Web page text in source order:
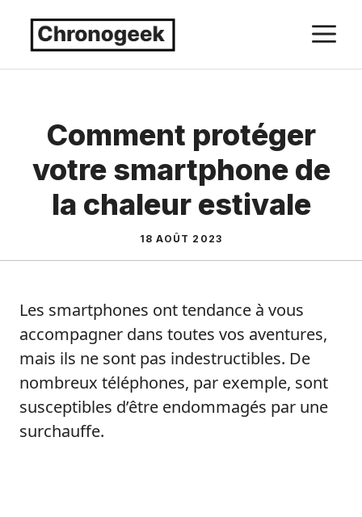
Comment protéger
votre smartphone de
la chaleur estivale
18 AOÛT 2023
Les smartphones ont tendance à vous
accompagner dans toutes vos aventures,
mais ils ne sont pas indestructibles. De
nombreux téléphones, par exemple, sont
susceptibles d’être endommagés par une
surchauffe.